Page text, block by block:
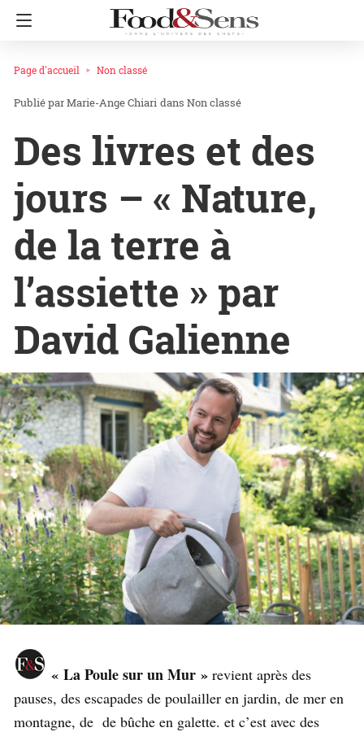
Page d'accueil Non classé
Marie-Ange Chiari dans Non classé
Des livres et des
jours – « Nature,
de la terre à
l’assiette » par
David Galienne
« La Poule sur un Mur » revient après des
pauses, des escapades de poulailler en jardin, de mer en
montagne, de de bûche en galette. et c’est avec des